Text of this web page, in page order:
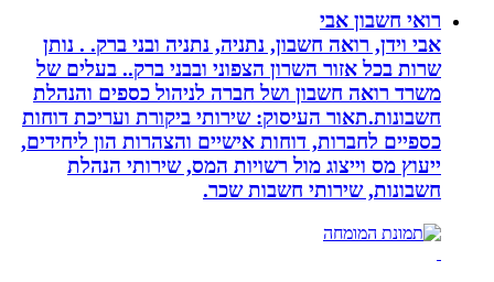
רואי חשבון אבי
אבי וידן, רואה חשבון, נתניה, נתניה ובני ברק. . נותן
שרות בכל אזור השרון הצפוני ובבני ברק.. בעלים של
משרד רואה חשבון ושל חברה לניהול כספים והנהלת
חשבונות.תאור העיסוק: שירותי ביקורת ועריכת דוחות
כספיים לחברות, דוחות אישיים והצהרות הון ליחידים,
ייעוץ מס וייצוג מול רשויות המס, שירותי הנהלת
חשבונות, שירותי חשבות שכר.